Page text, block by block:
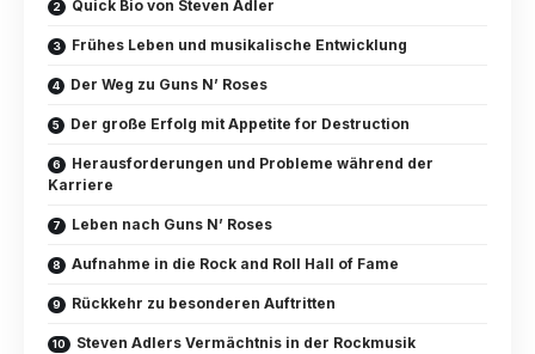
Quick Bio von Steven Adler
Frühes Leben und musikalische Entwicklung
Der Weg zu Guns N’ Roses
Der große Erfolg mit Appetite for Destruction
Herausforderungen und Probleme während der
Karriere
Leben nach Guns N’ Roses
Aufnahme in die Rock and Roll Hall of Fame
Rückkehr zu besonderen Auftritten
Steven Adlers Vermächtnis in der Rockmusik